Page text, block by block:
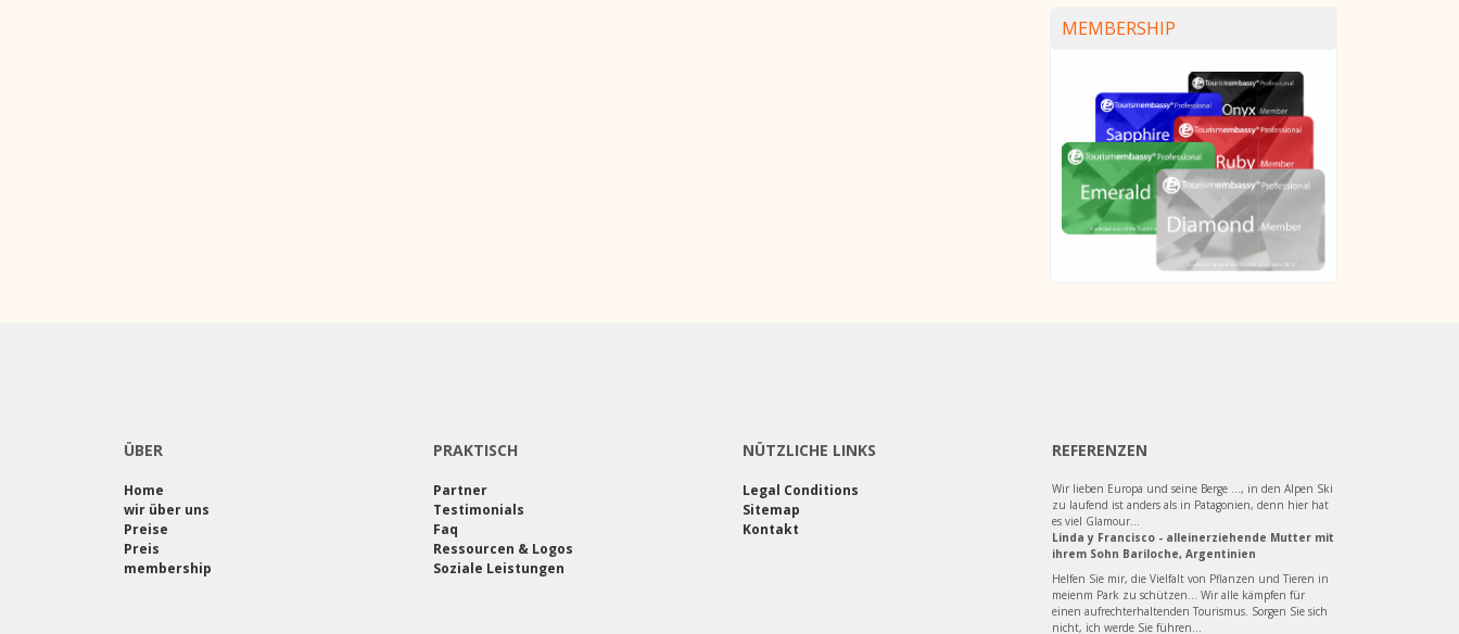
MEMBERSHIP
ÜBER
Home
wir über uns
Preise
Preis
membership
PRAKTISCH
Partner
Testimonials
Faq
Ressourcen & Logos
Soziale Leistungen
NÜTZLICHE LINKS
Legal Conditions
Sitemap
Kontakt
REFERENZEN
Wir lieben Europa und seine Berge ..., in den Alpen Ski
zu laufend ist anders als in Patagonien, denn hier hat
es viel Glamour...
Linda y Francisco - alleinerziehende Mutter mit
ihrem Sohn Bariloche, Argentinien
Helfen Sie mir, die Vielfalt von Pflanzen und Tieren in
meienm Park zu schützen... Wir alle kämpfen für
einen aufrechterhaltenden Tourismus. Sorgen Sie sich
nicht, ich werde Sie führen...